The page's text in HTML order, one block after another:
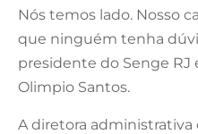
Nós temos lado. Nosso
que ninguém tenha
presidente do Senge RJ
Olimpio Santos.
A diretora administrativa